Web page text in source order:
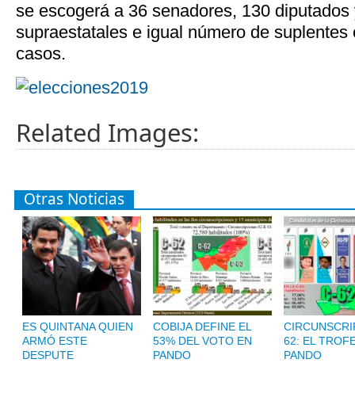
se escogerá a 36 senadores, 130
supraestatales e igual número de
casos.
Related Images:
Otras Noticias
ES QUINTANA QUIEN
ARMÓ ESTE
DESPUTE
COBIJA DEFINE EL
53% DEL VOTO EN
PANDO
62: EL
PANDO